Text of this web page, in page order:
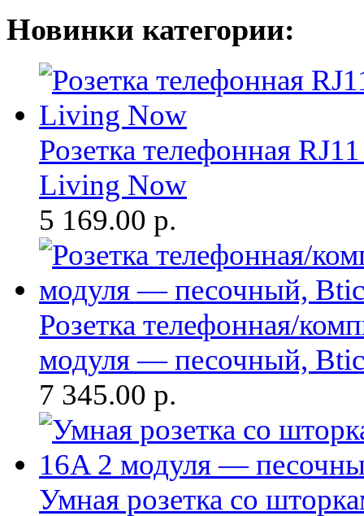
Новинки категории:
Розетка телефонная
Living Now
5 169.00 р.
Розетка телефонная/
модуля — песочный,
7 345.00 р.
Умная розетка со